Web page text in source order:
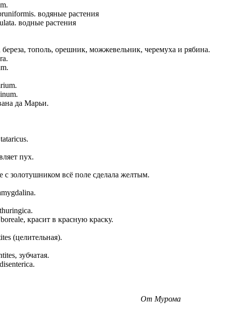
водяные растения
водные растения
тополь, орешник, можжевельник, черемуха и рябина.
да Марьи.
пух.
с золотушником всё поле сделала желтым.
красит в красную краску.
(целительная).
зубчатая.
От Мурома